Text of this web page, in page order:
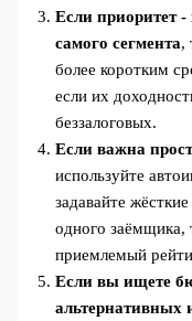
Если приоритет
самого сегмента,
более коротким
если их
беззалоговых.
Если важна
используйте
задавайте
одного заёмщика,
приемлемый
Если вы ищете
альтернативных